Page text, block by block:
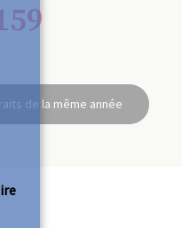
de la même année